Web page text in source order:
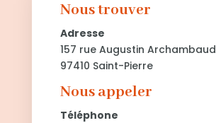
Nous trouver
Adresse
157 rue Augustin Archambaud
97410 Saint-Pierre
Nous appeler
Téléphone